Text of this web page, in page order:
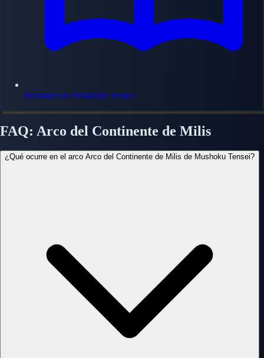
Resumen de Mushoku Tensei
FAQ: Arco del Continente de Milis
¿Qué ocurre en el arco Arco del Continente de Milis de Mushoku Tensei?